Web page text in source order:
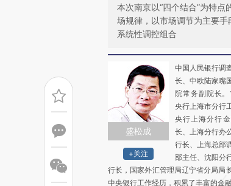
本次南京以“四个结合”为特
场规律，以市场调节为主要
系统性调控组合
盛松成
+关注
中国人民银行调
长、中欧陆家嘴
院常务副院长。
央行上海市分行
央行上海分行
长、上海分行办
行长、上海总部
部主任、沈阳分
行长，国家外汇管理局辽宁省分局局
中央银行工作经历，积累了丰富的金融